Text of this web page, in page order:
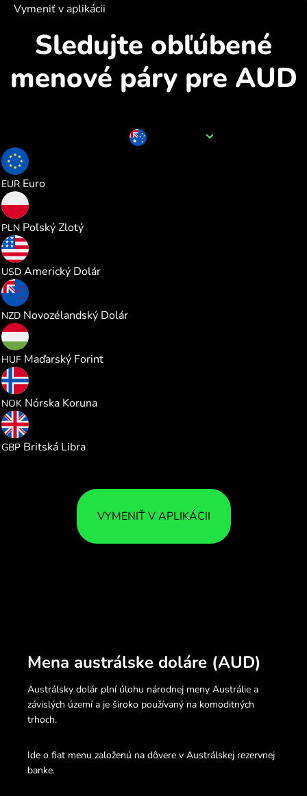
Vymeniť v aplikácii
Sledujte obľúbené
menové páry pre AUD
EUR Euro
PLN Poľský Zlotý
USD Americký Dolár
NZD Novozélandský Dolár
HUF Maďarský Forint
NOK Nórska Koruna
GBP Britská Libra
VYMENIŤ V APLIKÁCII
Mena austrálske doláre (AUD)
Austrálsky dolár plní úlohu národnej meny Austrálie a
závislých území a je široko používaný na komoditných
trhoch.
Ide o fiat menu založenú na dôvere v Austrálskej rezervnej
banke.